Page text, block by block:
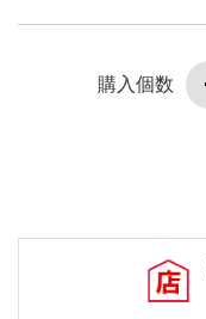
購入個数